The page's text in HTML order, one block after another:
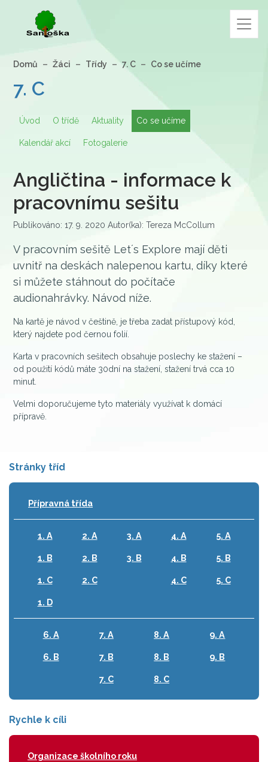
Domů Žáci Třídy 7. C Co se učíme
7. C
Úvod O třídě Aktuality Co se učíme
Kalendář akcí Fotogalerie
Angličtina - informace k
pracovnímu sešitu
Publikováno: 17. 9. 2020 Autor(ka): Tereza McCollum
V pracovním sešitě Let´s Explore mají děti
uvnitř na deskách nalepenou kartu, díky které
si můžete stáhnout do počítače
audionahrávky. Návod níže.
Na kartě je návod v češtině, je třeba zadat přístupový kód,
který najdete pod černou folií.
Karta v pracovních sešitech obsahuje poslechy ke stažení –
od použití kódů máte 30dní na stažení, stažení trvá cca 10
minut.
Velmi doporučujeme tyto materiály využívat k domácí
přípravě.
Stránky tříd
Přípravná třída
1. A
1. B
1. C
1. D
2. A
2. B
2. C
3. A
3. B
4. A
4. B
4. C
5. A
5. B
5. C
6. A
6. B
7. A
7. B
7. C
8. A
8. B
8. C
9. A
9. B
Rychle k cíli
Organizace školního roku